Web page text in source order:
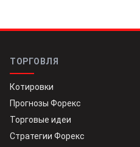
ТОРГОВЛЯ
Котировки
Прогнозы Форекс
Торговые идеи
Стратегии Форекс